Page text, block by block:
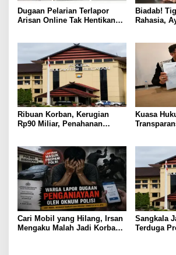
Dugaan Pelarian Terlapor
Arisan Online Tak Hentikan
Biadab!
Rahasia,
Ribuan Korban, Kerugian
Rp90 Miliar, Penahanan
Kuasa
Cari Mobil yang Hilang, Irsan
Mengaku Malah Jadi Korban
Sangkala
Terduga